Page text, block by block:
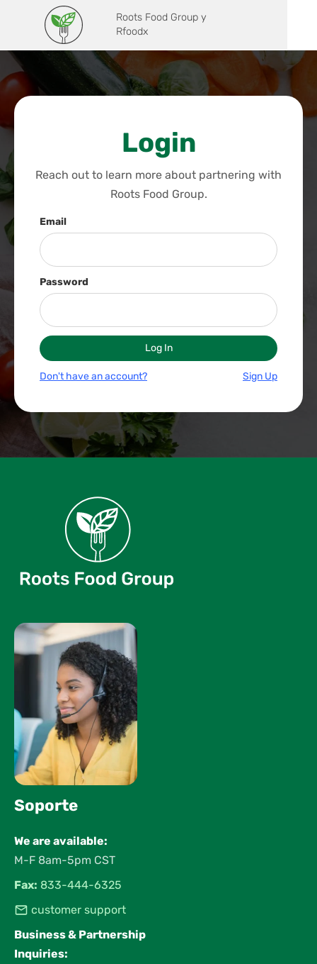
Roots Food Group y
Rfoodx
Login
Reach out to learn more about partnering with
Roots Food Group.
Email
Password
Don't have an account? Sign Up
Soporte
We are available:
M-F 8am-5pm CST
Fax: 833-444-6325
customer support
Business & Partnership
Inquiries: